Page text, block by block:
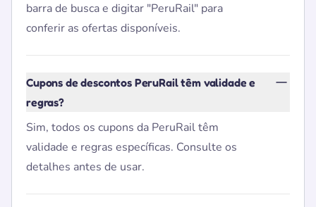
barra de busca e digitar "PeruRail" para
conferir as ofertas disponíveis.
Cupons de descontos PeruRail têm validade e
regras?
Sim, todos os cupons da PeruRail têm
validade e regras específicas. Consulte os
detalhes antes de usar.